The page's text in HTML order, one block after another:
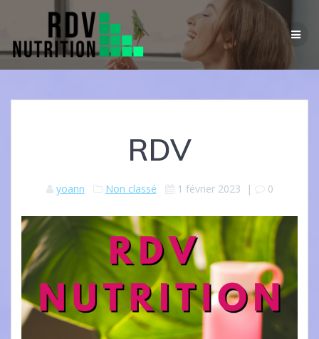
contenu
RDV
yoann Non classé 1 février 2023 | 0